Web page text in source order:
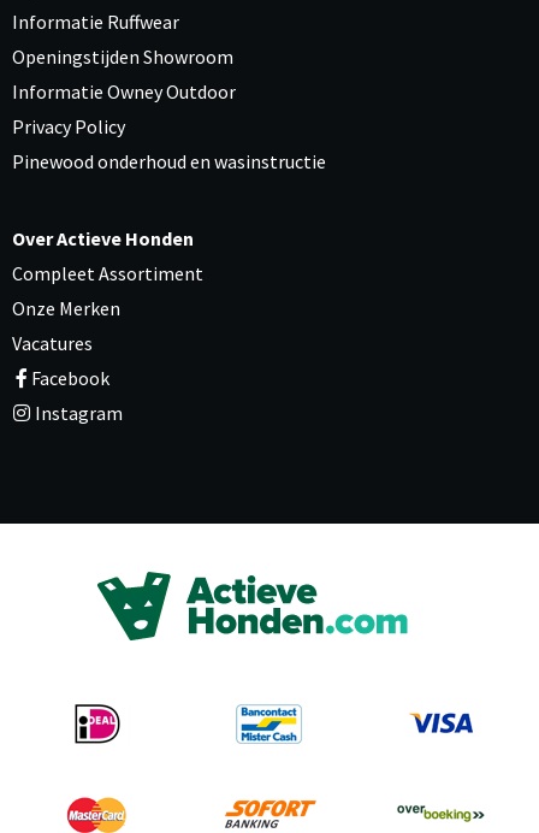
Informatie Ruffwear
Openingstijden Showroom
Informatie Owney Outdoor
Privacy Policy
Pinewood onderhoud en wasinstructie
Over Actieve Honden
Compleet Assortiment
Onze Merken
Vacatures
Facebook
Instagram